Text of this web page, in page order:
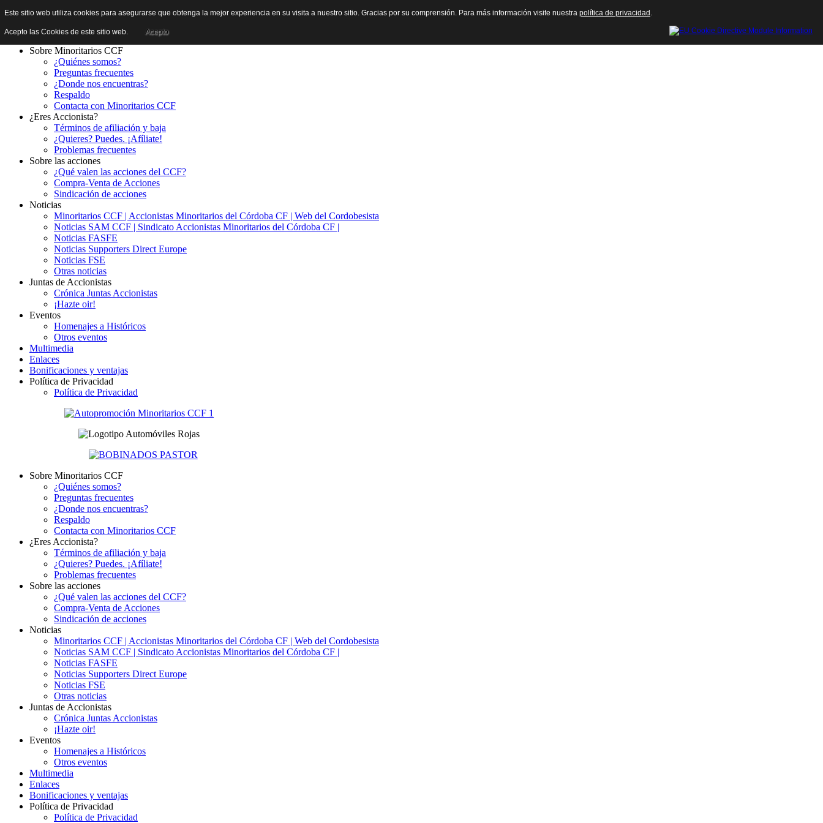
Sobre Minoritarios CCF
¿Quiénes somos?
Preguntas frecuentes
¿Donde nos encuentras?
Respaldo
Contacta con Minoritarios CCF
¿Eres Accionista?
Términos de afiliación y baja
¿Quieres? Puedes. ¡Afíliate!
Problemas frecuentes
Sobre las acciones
¿Qué valen las acciones del CCF?
Compra-Venta de Acciones
Sindicación de acciones
Noticias
Minoritarios CCF | Accionistas Minoritarios del Córdoba CF | Web del Cordobesista
Noticias SAM CCF | Sindicato Accionistas Minoritarios del Córdoba CF |
Noticias FASFE
Noticias Supporters Direct Europe
Noticias FSE
Otras noticias
Juntas de Accionistas
Crónica Juntas Accionistas
¡Hazte oir!
Eventos
Homenajes a Históricos
Otros eventos
Multimedia
Enlaces
Bonificaciones y ventajas
Política de Privacidad
Política de Privacidad
Sobre Minoritarios CCF
¿Quiénes somos?
Preguntas frecuentes
¿Donde nos encuentras?
Respaldo
Contacta con Minoritarios CCF
¿Eres Accionista?
Términos de afiliación y baja
¿Quieres? Puedes. ¡Afíliate!
Problemas frecuentes
Sobre las acciones
¿Qué valen las acciones del CCF?
Compra-Venta de Acciones
Sindicación de acciones
Noticias
Minoritarios CCF | Accionistas Minoritarios del Córdoba CF | Web del Cordobesista
Noticias SAM CCF | Sindicato Accionistas Minoritarios del Córdoba CF |
Noticias FASFE
Noticias Supporters Direct Europe
Noticias FSE
Otras noticias
Juntas de Accionistas
Crónica Juntas Accionistas
¡Hazte oir!
Eventos
Homenajes a Históricos
Otros eventos
Multimedia
Enlaces
Bonificaciones y ventajas
Política de Privacidad
Política de Privacidad
Este sitio web utiliza cookies para asegurarse que obtenga la mejor experiencia en su visita a nuestro sitio. Gracias por su comprensión. Para más información visite nuestra política de privacidad .
Acepto las Cookies de este sitio web. Acepto